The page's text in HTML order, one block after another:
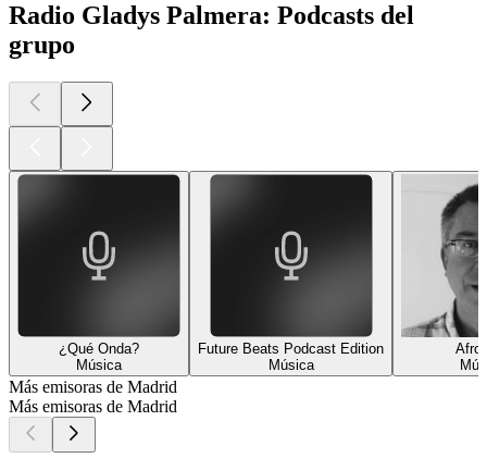
Radio Gladys Palmera: Podcasts del
grupo
¿Qué Onda?
Música
Future Beats Podcast Edition
Música
Más emisoras de Madrid
Más emisoras de Madrid